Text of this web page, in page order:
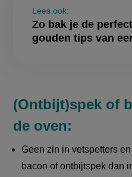
Lees ook:
Zo bak je de
gouden tips van
(Ontbijt)spek of
de oven:
Geen zin in vetspetters
bacon of ontbijtspek dan